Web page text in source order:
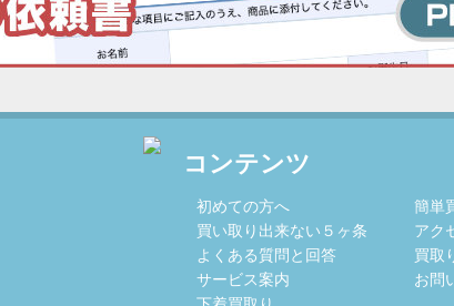
コンテンツ
初めての方へ
買い取り出来ない５ヶ条
よくある質問と回答
サービス案内
簡単
アク
買取
お問